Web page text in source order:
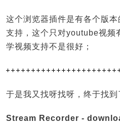
这个浏览器插件是有各个版
支持，这个只对youtube视频
学视频支持不是很好；
于是我又找呀找呀，终于找到
Stream Recorder -